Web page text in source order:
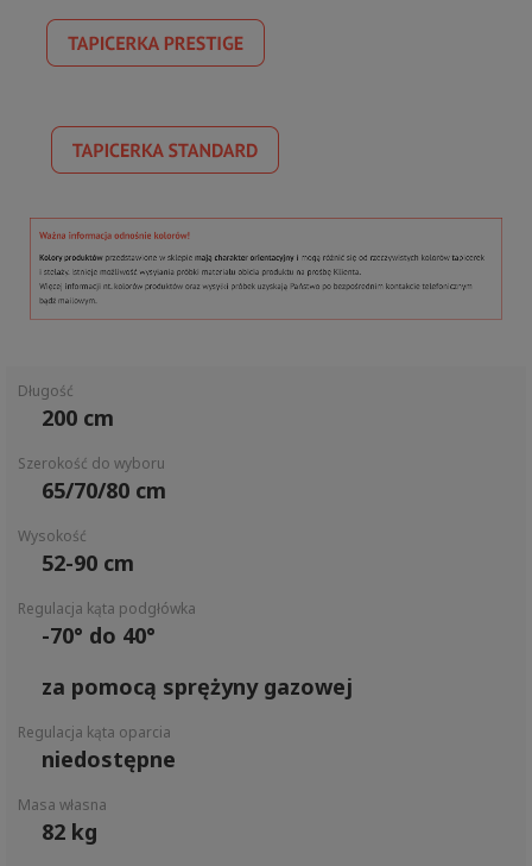
Długość
200 cm
Szerokość do wyboru
65/70/80 cm
Wysokość
52-90 cm
Regulacja kąta podgłówka
-70° do 40°
za pomocą sprężyny gazowej
Regulacja kąta oparcia
niedostępne
Masa własna
82 kg